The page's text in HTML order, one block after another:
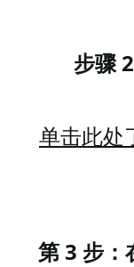
步骤
单击此处
第 3 步：